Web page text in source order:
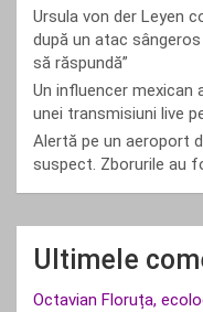
Ursula von der Leyen
după un atac sângeros
să răspundă”
Un influencer
unei transmisiuni live
Alertă pe un aeroport
suspect. Zborurile au
Ultimele
Octavian Floruța,